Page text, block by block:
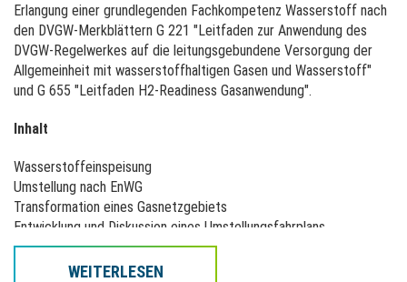
Erlangung einer grundlegenden Fachkompetenz Wasserstoff nach
den DVGW-Merkblättern G 221 "Leitfaden zur Anwendung des
DVGW-Regelwerkes auf die leitungsgebundene Versorgung der
Allgemeinheit mit wasserstoffhaltigen Gasen und Wasserstoff"
und G 655 "Leitfaden H2-Readiness Gasanwendung".
Inhalt
Wasserstoffeinspeisung
Umstellung nach EnWG
Transformation eines Gasnetzgebiets
Entwicklung und Diskussion eines Umstellungsfahrplans
Betrieb - Betriebsbewährung
Bilanzierung und Netzüberwachung.
WEITERLESEN